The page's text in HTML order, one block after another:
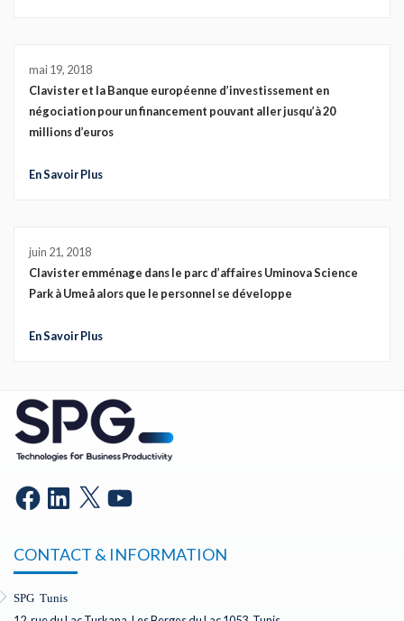
mai 19, 2018
Clavister et la Banque européenne d’investissement en
négociation pour un financement pouvant aller jusqu’à 20
millions d’euros
En Savoir Plus
juin 21, 2018
Clavister emménage dans le parc d’affaires Uminova Science
Park à Umeå alors que le personnel se développe
En Savoir Plus
CONTACT & INFORMATION
SPG Tunis